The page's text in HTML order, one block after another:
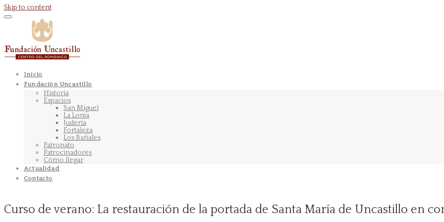
Skip to content
Inicio
Fundación Uncastillo
Historia
Espacios
San Miguel
La Lonja
Judería
Fortaleza
Los Bañales
Patronato
Patrocinadores
Cómo llegar
Actualidad
Contacto
Curso de verano: La restauración de la portada de Santa María de Uncastillo en